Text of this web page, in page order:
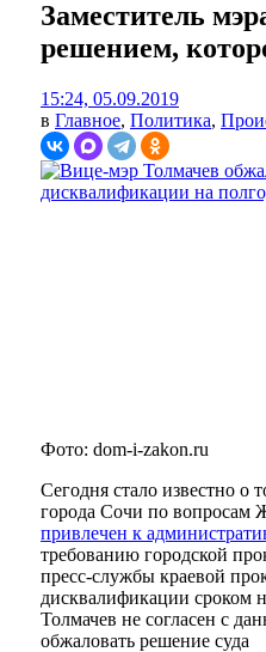
Заместитель
решением,
15:24, 05.09.2019
в Главное, Политика,
Фото: dom-i-zakon.ru
Сегодня стало известно о
города Сочи по вопросам
привлечен к
требованию городской
пресс-службы краевой
дисквалификации сроком
Толмачев не согласен с
обжаловать решение суда